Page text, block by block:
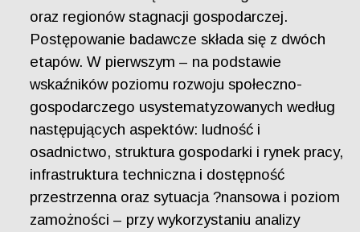
oraz regionów stagnacji gospodarczej.
Postępowanie badawcze składa się z dwóch
etapów. W pierwszym – na podstawie
wskaźników poziomu rozwoju społeczno-
gospodarczego usystematyzowanych według
następujących aspektów: ludność i
osadnictwo, struktura gospodarki i rynek pracy,
infrastruktura techniczna i dostępność
przestrzenna oraz sytuacja ?nansowa i poziom
zamożności – przy wykorzystaniu analizy